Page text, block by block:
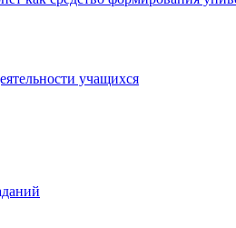
учащихся